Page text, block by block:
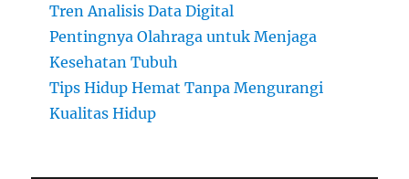
Tren Analisis Data Digital
Pentingnya Olahraga untuk Menjaga
Kesehatan Tubuh
Tips Hidup Hemat Tanpa Mengurangi
Kualitas Hidup